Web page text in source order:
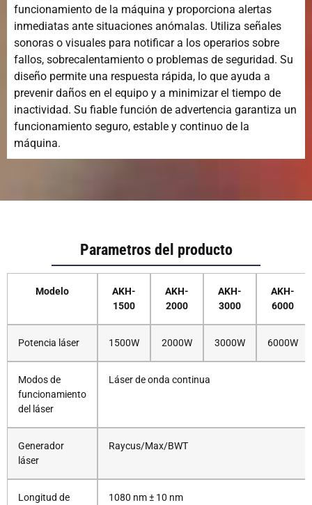
funcionamiento de la máquina y proporciona alertas
inmediatas ante situaciones anómalas. Utiliza señales
sonoras o visuales para notificar a los operarios sobre
fallos, sobrecalentamiento o problemas de seguridad. Su
diseño permite una respuesta rápida, lo que ayuda a
prevenir daños en el equipo y a minimizar el tiempo de
inactividad. Su fiable función de advertencia garantiza un
funcionamiento seguro, estable y continuo de la
máquina.
Parametros del producto
Modelo
AKH-
1500
AKH-
2000
AKH-
3000
AKH-
6000
Potencia láser 1500W 2000W 3000W 6000W
Modos de
funcionamiento
del láser
Láser de onda continua
Generador
láser
Raycus/Max/BWT
Longitud de
1080 nm ± 10 nm